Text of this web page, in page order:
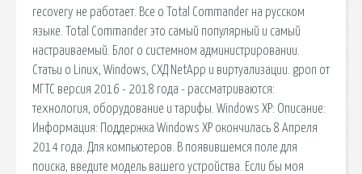
recovery не работает. Все о Total Commander на русском
языке. Total Commander это самый популярный и самый
настраиваемый. Блог о системном администрировании.
Статьи о Linux, Windows, СХД NetApp и виртуализации. gpon от
МГТС версия 2016 - 2018 года - рассматриваются:
технология, оборудование и тарифы. Windows XP: Описание:
Информация: Поддержка Windows XP окончилась 8 Апреля
2014 года. Для компьютеров. В появившемся поле для
поиска, введите модель вашего устройства. Если бы моя